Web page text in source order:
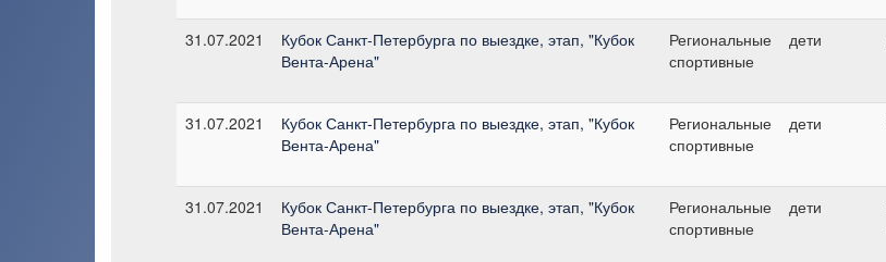
31.07.2021
Кубок Санкт-Петербурга по выездке, этап, "Кубок
Вента-Арена"
Региональные
спортивные
дети
31.07.2021
Кубок Санкт-Петербурга по выездке, этап, "Кубок
Вента-Арена"
Региональные
спортивные
дети
31.07.2021
Кубок Санкт-Петербурга по выездке, этап, "Кубок
Вента-Арена"
Региональные
спортивные
дети